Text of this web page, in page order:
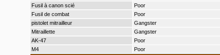
Fusil à canon scié
Poor
Fusil de combat
Poor
pistolet mitrailleur
Gangster
Mitraillette
Gangster
AK-47
Poor
M4
Poor